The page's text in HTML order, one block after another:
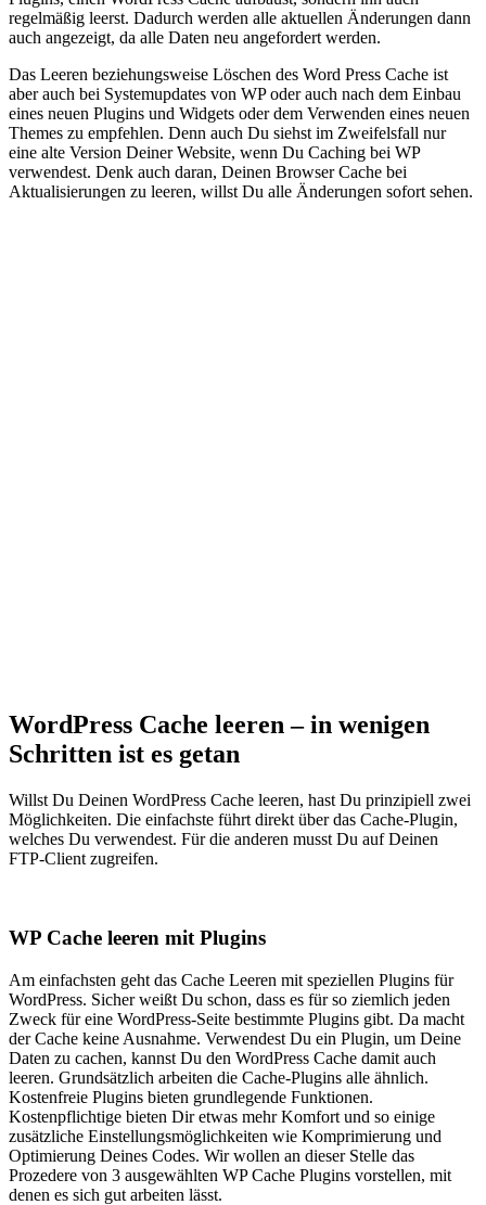
regelmäßig leerst. Dadurch werden alle aktuellen Änderungen dann
auch angezeigt, da alle Daten neu angefordert werden.
Das Leeren beziehungsweise Löschen des Word Press Cache ist
aber auch bei Systemupdates von WP oder auch nach dem Einbau
eines neuen Plugins und Widgets oder dem Verwenden eines neuen
Themes zu empfehlen. Denn auch Du siehst im Zweifelsfall nur
eine alte Version Deiner Website, wenn Du Caching bei WP
verwendest. Denk auch daran, Deinen Browser Cache bei
Aktualisierungen zu leeren, willst Du alle Änderungen sofort sehen.
WordPress Cache leeren – in wenigen
Schritten ist es getan
Willst Du Deinen WordPress Cache leeren, hast Du prinzipiell zwei
Möglichkeiten. Die einfachste führt direkt über das Cache-Plugin,
welches Du verwendest. Für die anderen musst Du auf Deinen
FTP-Client zugreifen.
WP Cache leeren mit Plugins
Am einfachsten geht das Cache Leeren mit speziellen Plugins für
WordPress. Sicher weißt Du schon, dass es für so ziemlich jeden
Zweck für eine WordPress-Seite bestimmte Plugins gibt. Da macht
der Cache keine Ausnahme. Verwendest Du ein Plugin, um Deine
Daten zu cachen, kannst Du den WordPress Cache damit auch
leeren. Grundsätzlich arbeiten die Cache-Plugins alle ähnlich.
Kostenfreie Plugins bieten grundlegende Funktionen.
Kostenpflichtige bieten Dir etwas mehr Komfort und so einige
zusätzliche Einstellungsmöglichkeiten wie Komprimierung und
Optimierung Deines Codes. Wir wollen an dieser Stelle das
Prozedere von 3 ausgewählten WP Cache Plugins vorstellen, mit
denen es sich gut arbeiten lässt.